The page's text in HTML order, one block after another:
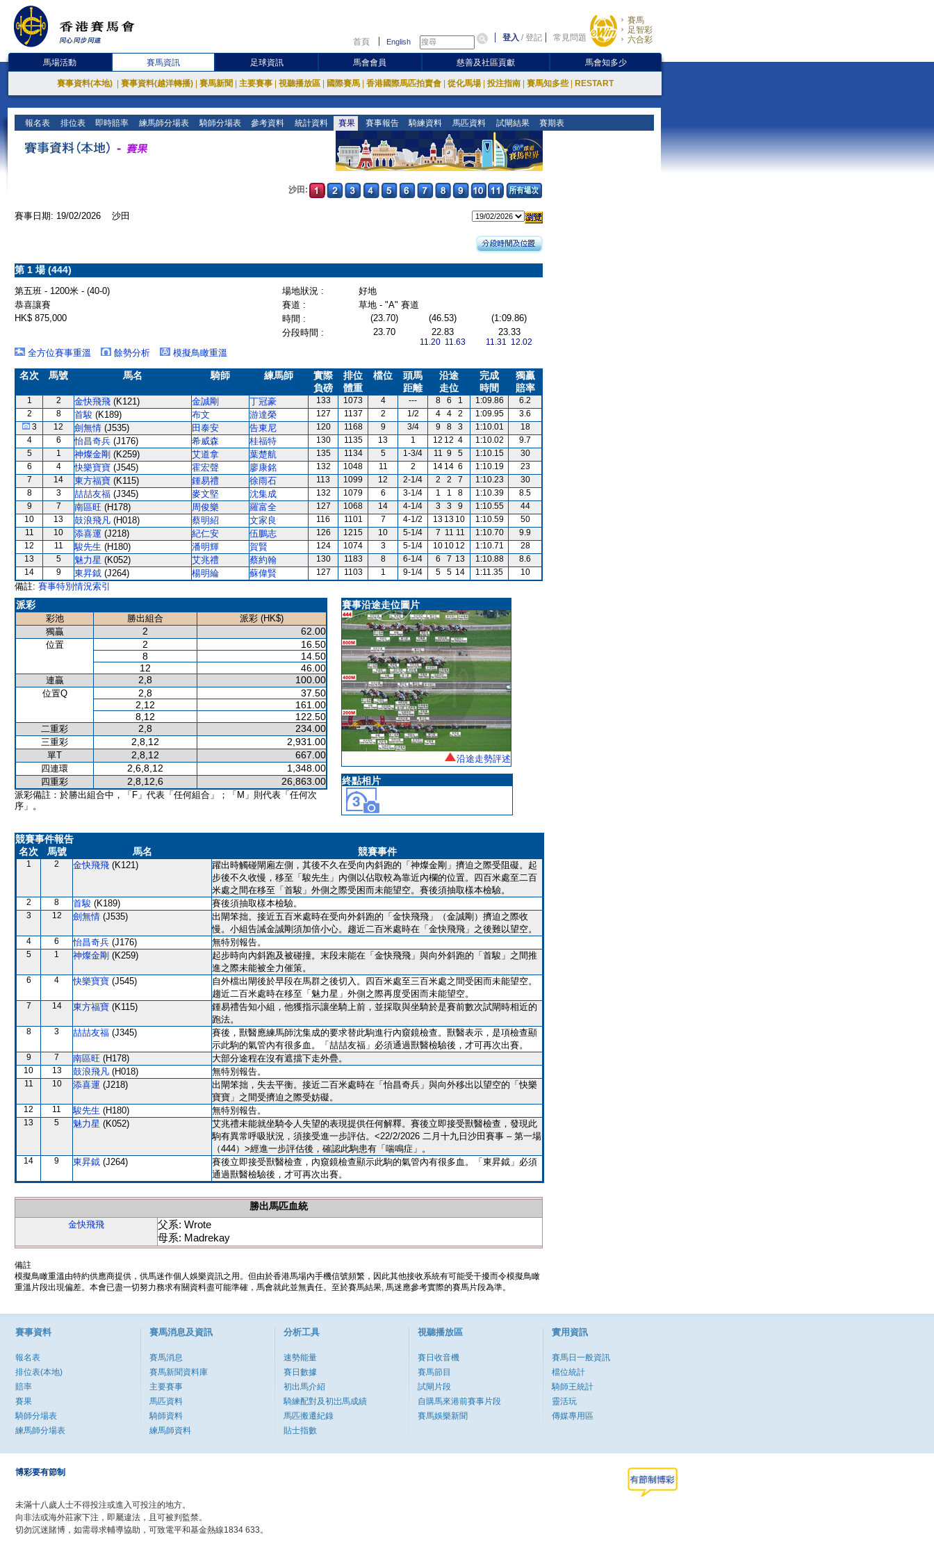
首頁 English 登入 /登記 常見問題
賽馬
足智彩
六合彩
馬場活動 賽馬資訊 足球資訊 馬會會員 慈善及社區貢獻 馬會知多少
賽事資料(本地) 賽事資料(越洋轉播) 賽馬新聞 主要賽事 視聽播放區 國際賽馬 香港國際馬匹拍賣會 從化馬場 投注指南 賽馬知多些 RESTART
報名表 排位表 即時賠率 練馬師分場表 騎師分場表 參考資料 統計資料 賽果 賽事報告 騎練資料 馬匹資料 試閘結果 賽期表
沙田:
賽事日期: 19/02/2026 沙田
第 1 場 (444)
第五班 - 1200米 - (40-0) 場地狀況 :
好地
恭喜讓賽
賽道 :
草地 - "A" 賽道
HK$ 875,000
時間 : (23.70) (46.53)
(1:09.86)
分段時間 :
23.70 22.83
11.20 11.63
23.33
11.31 12.02
全方位賽事重溫 餘勢分析 模擬鳥瞰重溫
名次 馬號 馬名 騎師 練馬師
實際
負磅
排位
體重
檔位
頭馬
距離
沿途
走位
完成
時間
獨贏
賠率
1 2 金快飛飛 (K121) 金誠剛 丁冠豪 133 1073 4 --- 8 6 1 1:09.86
6.2
2
8 首駿 (K189) 布文 游達榮 127 1137 2 1/2 4 4 2 1:09.95
3.6
3
12 劍無情 (J535) 田泰安 告東尼 120 1168 9 3/4 9 8 3 1:10.01
18
4
6 怡昌奇兵 (J176) 希威森 桂福特 130 1135 13 1 12 12 4 1:10.02
9.7
5
1 神燦金剛 (K259) 艾道拿 葉楚航 135 1134 5 1-3/4 11 9 5 1:10.15
30
6
4 快樂寶寶 (J545) 霍宏聲 廖康銘 132 1048 11 2 14 14 6 1:10.19
23
7
14 東方福寶 (K115) 鍾易禮 徐雨石 113 1099 12 2-1/4 2 2 7 1:10.23
30
8
3 喆喆友福 (J345) 麥文堅 沈集成 132 1079 6 3-1/4 1 1 8 1:10.39
8.5
9
7 南區旺 (H178) 周俊樂 羅富全 127 1068 14 4-1/4 3 3 9 1:10.55
44
10
13 鼓浪飛凡 (H018) 蔡明紹 文家良 116 1101 7 4-1/2 13 13 10 1:10.59
50
11
10 添喜運 (J218) 紀仁安 伍鵬志 126 1215 10 5-1/4 7 11 11 1:10.70
9.9
12
11 駿先生 (H180) 潘明輝 賀賢 124 1074 3 5-1/4 10 10 12 1:10.71
28
13
5 魅力星 (K052) 艾兆禮 蔡約翰 130 1183 8 6-1/4 6 7 13 1:10.88
8.6
14
9 東昇鉞 (J264) 楊明綸 蘇偉賢 127 1103 1 9-1/4 5 5 14 1:11.35 10
備註: 賽事特別情況索引
派彩
彩池 勝出組合
派彩 (HK$)
獨贏
2 62.00
位置 2
16.50
8
14.50
12
46.00
連贏 2,8 100.00
位置Q 2,8
37.50
2,12
161.00
8,12
122.50
二重彩 2,8 234.00
三重彩 2,8,12 2,931.00
單T 2,8,12 667.00
四連環 2,6,8,12 1,348.00
四重彩 2,8,12,6 26,863.00
派彩備註：於勝出組合中，「F」代表「任何組合」；「M」則代表「任何次
序」。
賽事沿途走位圖片
沿途走勢評述
終點相片
競賽事件報告
名次
馬號 馬名 競賽事件
1 2 金快飛飛 (K121)
躍出時觸碰閘廂左側，其後不久在受向內斜跑的「神燦金剛」擠迫之際受阻礙。起
步後不久收慢，移至「駿先生」內側以佔取較為靠近內欄的位置。四百米處至二百
米處之間在移至「首駿」外側之際受困而未能望空。賽後須抽取樣本檢驗。
2 8 首駿 (K189) 賽後須抽取樣本檢驗。
3 12 劍無情 (J535)
出閘笨拙。接近五百米處時在受向外斜跑的「金快飛飛」（金誠剛）擠迫之際收
慢。小組告誡金誠剛須加倍小心。趨近二百米處時在「金快飛飛」之後難以望空。
4 6 怡昌奇兵 (J176) 無特別報告。
5 1 神燦金剛 (K259)
起步時向內斜跑及被碰撞。末段未能在「金快飛飛」與向外斜跑的「首駿」之間推
進之際未能被全力催策。
6 4 快樂寶寶 (J545)
自外檔出閘後於早段在馬群之後切入。四百米處至三百米處之間受困而未能望空。
趨近二百米處時在移至「魅力星」外側之際再度受困而未能望空。
7 14 東方福寶 (K115)
鍾易禮告知小組，他獲指示讓坐騎上前，並採取與坐騎於是賽前數次試閘時相近的
跑法。
8 3 喆喆友福 (J345)
賽後，獸醫應練馬師沈集成的要求替此駒進行內窺鏡檢查。獸醫表示，是項檢查顯
示此駒的氣管內有很多血。「喆喆友福」必須通過獸醫檢驗後，才可再次出賽。
9 7 南區旺 (H178) 大部分途程在沒有遮擋下走外疊。
10 13 鼓浪飛凡 (H018) 無特別報告。
11 10 添喜運 (J218)
出閘笨拙，失去平衡。接近二百米處時在「怡昌奇兵」與向外移出以望空的「快樂
寶寶」之間受擠迫之際受妨礙。
12 11 駿先生 (H180) 無特別報告。
13 5 魅力星 (K052)
艾兆禮未能就坐騎令人失望的表現提供任何解釋。賽後立即接受獸醫檢查，發現此
駒有異常呼吸狀況，須接受進一步評估。<22/2/2026 二月十九日沙田賽事 – 第一場
（444）>經進一步評估後，確認此駒患有「喘鳴症」。
14 9 東昇鉞 (J264)
賽後立即接受獸醫檢查，內窺鏡檢查顯示此駒的氣管內有很多血。「東昇鉞」必須
通過獸醫檢驗後，才可再次出賽。
勝出馬匹血統
金快飛飛
父系: Wrote
母系: Madrekay
備註
模擬鳥瞰重溫由特約供應商提供，供馬迷作個人娛樂資訊之用。但由於香港馬場內手機信號頻繁，因此其他接收系統有可能受干擾而令模擬鳥瞰
重溫片段出現偏差。本會已盡一切努力務求有關資料盡可能準確，馬會就此並無責任。至於賽馬結果, 馬迷應參考實際的賽馬片段為準。
賽事資料
報名表
排位表(本地)
賠率
賽果
騎師分場表
練馬師分場表
賽馬消息及資訊
賽馬消息
賽馬新聞資料庫
主要賽事
馬匹資料
騎師資料
練馬師資料
分析工具
速勢能量
賽日數據
初出馬介紹
騎練配對及初岀馬成績
馬匹搬遷紀錄
貼士指數
視聽播放區
賽日收音機
賽馬節目
試閘片段
自購馬來港前賽事片段
賽馬娛樂新聞
實用資訊
賽馬日一般資訊
檔位統計
騎師王統計
靈活玩
傳媒專用區
博彩要有節制
未滿十八歲人士不得投注或進入可投注的地方。
向非法或海外莊家下注，即屬違法，且可被判監禁。
切勿沉迷賭博，如需尋求輔導協助，可致電平和基金熱線1834 633。